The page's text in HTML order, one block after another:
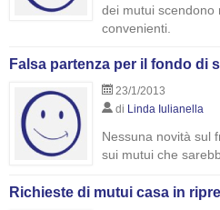
dei mutui scendono
convenienti.
Falsa partenza per il fondo di
23/1/2013
di Linda Iulianella
Nessuna novità sul
sui mutui che
Richieste di mutui casa in